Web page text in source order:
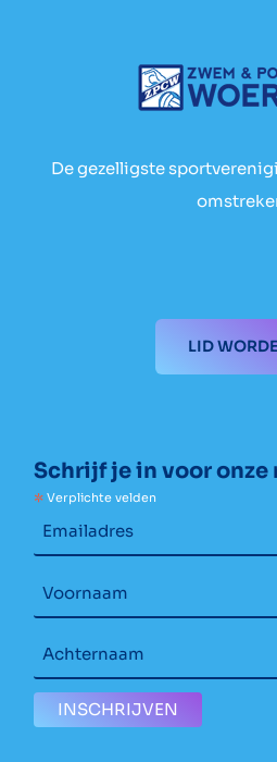
De gezelligste
LID
Schrijf je in voor
* Verplichte velden